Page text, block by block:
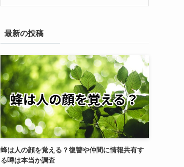
最新の投稿
蜂は人の顔を覚える？復讐や仲間に情報共有す
る噂は本当か調査